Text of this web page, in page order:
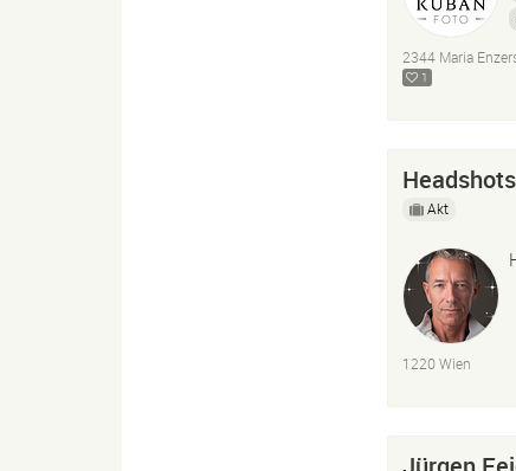
2344 Maria
1
Akt
1220 Wien